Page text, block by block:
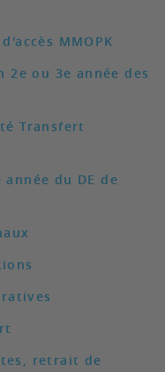
MMOPK
2e ou 3e année des
Transfert
année du DE de
retrait de